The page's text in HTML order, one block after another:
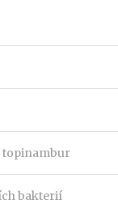
topinambur
bakterií